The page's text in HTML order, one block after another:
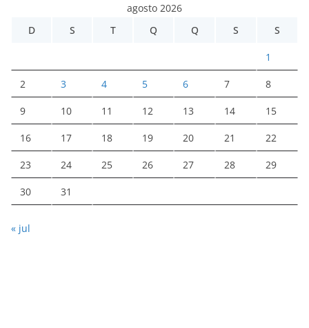
agosto 2026
D
S T Q Q S S
1
2 3 4 5 6 7 8
9 10 11 12 13 14 15
16 17 18 19 20 21 22
23 24 25 26 27 28 29
30 31
« jul